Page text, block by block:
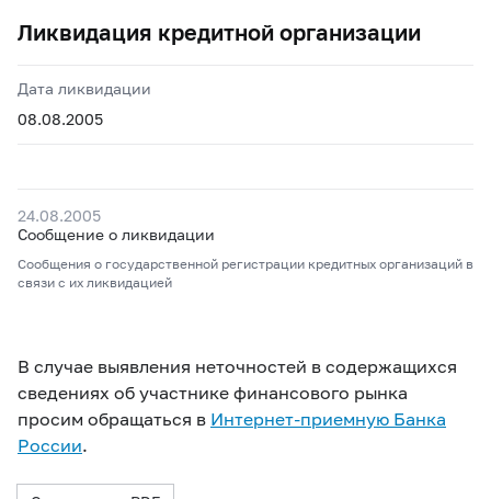
Ликвидация кредитной организации
Дата ликвидации
08.08.2005
24.08.2005
Сообщение о ликвидации
Сообщения о государственной регистрации кредитных организаций в
связи с их ликвидацией
В случае выявления неточностей в содержащихся
сведениях об участнике финансового рынка
просим обращаться в Интернет-приемную Банка
России.